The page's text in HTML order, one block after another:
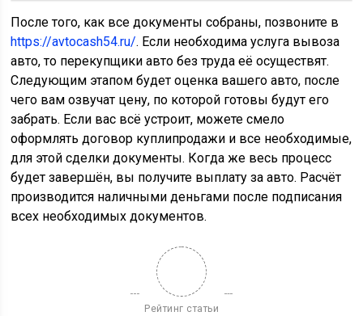
После того, как все документы собраны, позвоните в
https://avtocash54.ru/. Если необходима услуга вывоза
авто, то перекупщики авто без труда её осуществят.
Следующим этапом будет оценка вашего авто, после
чего вам озвучат цену, по которой готовы будут его
забрать. Если вас всё устроит, можете смело
оформлять договор куплипродажи и все необходимые,
для этой сделки документы. Когда же весь процесс
будет завершён, вы получите выплату за авто. Расчёт
производится наличными деньгами после подписания
всех необходимых документов.
Рейтинг статьи